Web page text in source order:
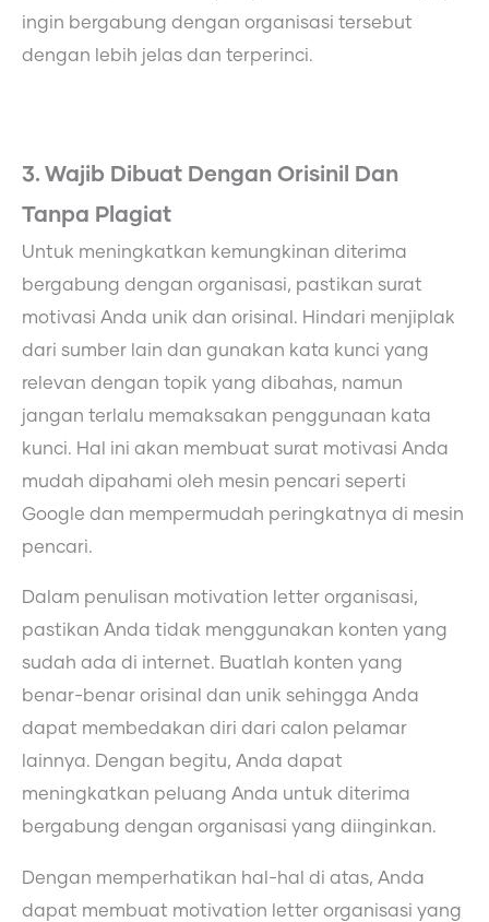
ingin bergabung dengan organisasi tersebut
dengan lebih jelas dan terperinci.
3. Wajib Dibuat Dengan Orisinil Dan
Tanpa Plagiat
Untuk meningkatkan kemungkinan diterima
bergabung dengan organisasi, pastikan surat
motivasi Anda unik dan orisinal. Hindari menjiplak
dari sumber lain dan gunakan kata kunci yang
relevan dengan topik yang dibahas, namun
jangan terlalu memaksakan penggunaan kata
kunci. Hal ini akan membuat surat motivasi Anda
mudah dipahami oleh mesin pencari seperti
Google dan mempermudah peringkatnya di mesin
pencari.
Dalam penulisan motivation letter organisasi,
pastikan Anda tidak menggunakan konten yang
sudah ada di internet. Buatlah konten yang
benar-benar orisinal dan unik sehingga Anda
dapat membedakan diri dari calon pelamar
lainnya. Dengan begitu, Anda dapat
meningkatkan peluang Anda untuk diterima
bergabung dengan organisasi yang diinginkan.
Dengan memperhatikan hal-hal di atas, Anda
dapat membuat motivation letter organisasi yang